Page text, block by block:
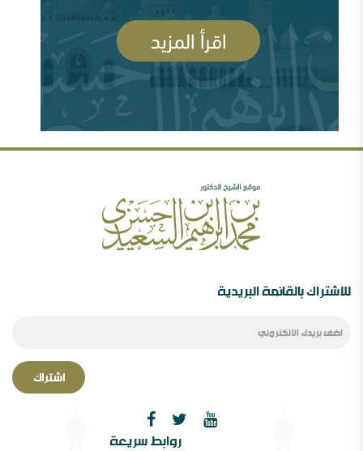
شبهات عن الغلو عند السلفيين . ومنه مقتضبات من مقالات
سابقة
السلفية والصوفية: نصح بعلم وحكم بعدل
الصحوة بين الانحراف عنها والانحراف بها..ورقة د.محمد
الصحوة بین الانحراف عنھا والانحراف بھا￼ ورقة مقدمة
رأيي فيما صدر عن الشيخ سعد الشثري تجاه داعش (
77971 مشاهدة )
مهرجان جروزني بين المؤتمر والمؤامرة ( 77606
مشاهدة )
للاشتراك بالقائمة البريدية
اشتراك
روابط سريعة